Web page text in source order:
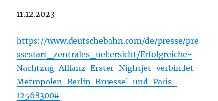
11.12.2023
https://www.deutschebahn.com/de/presse/pre
ssestart_zentrales_uebersicht/Erfolgreiche-
Nachtzug-Allianz-Erster-Nightjet-verbindet-
Metropolen-Berlin-Bruessel-und-Paris-
12568300#